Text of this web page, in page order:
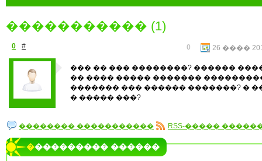
����������� (1)
0 # 26 ����
0
��� �� ��� ��������? ������
�� ���� ����� �������
������� ��� ������ �������? �
� ����� ���?
�������� ����������� RSS-�����
���������� ������